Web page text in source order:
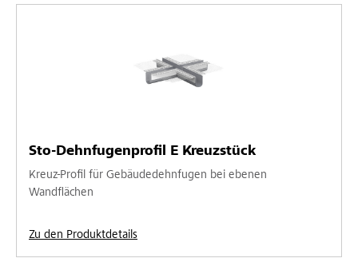
Sto-Dehnfugenprofil E Kreuzstück
Kreuz-Profil für Gebäudedehnfugen bei ebenen
Wandflächen
Zu den Produktdetails